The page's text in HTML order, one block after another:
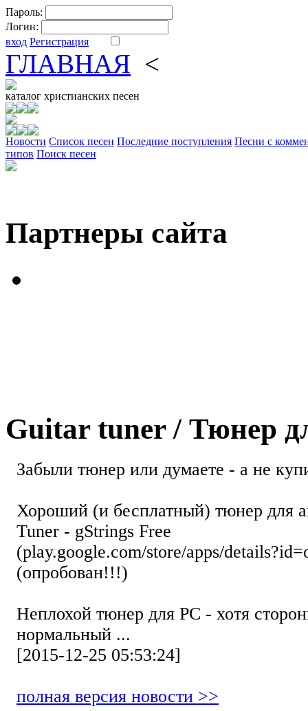
Пароль:
Логин:
вход Регистрация
ГЛАВНАЯ <
каталог христианских песен
Новости Cписок песен Последние поступления Песни с
типов Поиск песен
Партнеры сайта
Guitar tuner / Тюнер
Забыли тюнер или думаете - а не
Хороший (и бесплатный) тюнер для
Tuner - gStrings Free
(play.google.com/store/apps/
(опробован!!!)
Неплохой тюнер для РС - хотя
нормальный ...
[2015-12-25 05:53:24]
полная версия новости >>